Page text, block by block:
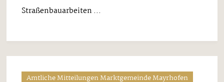
Straßenbauarbeiten ...
Amtliche Mitteilungen Marktgemeinde Mayrhofen